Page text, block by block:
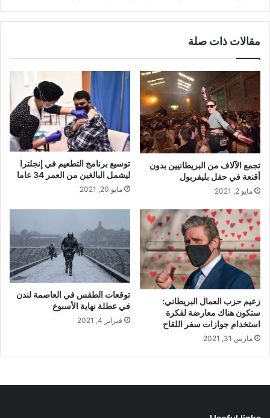
مقالات ذات صلة
تجمع الآلاف من البريطانيين بدون
أقنعة في حفل بليفربول
مايو 2, 2021
توسيع برنامج التطعيم في إنجلترا
ليشمل البالغين من العمر 34 عاما
مايو 20, 2021
زعيم حزب العمال البريطاني:
ستكون هناك معارضة لفكرة
استخدام جوازات سفر اللقاح
مارس 31, 2021
توقعات الطقس في العاصمة لندن
في عطلة نهاية الأسبوع
فبراير 4, 2021